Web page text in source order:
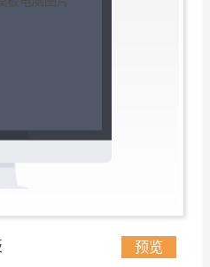
预览